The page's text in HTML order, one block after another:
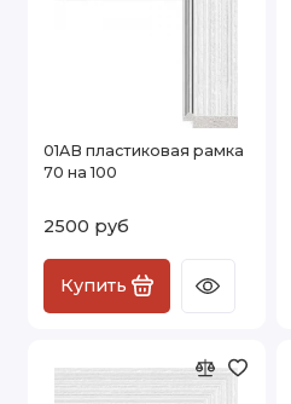
01AB пластиковая рамка
70 на 100
2500 руб
Купить